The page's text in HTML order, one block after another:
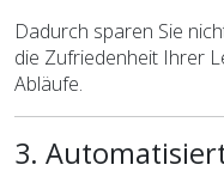
Dadurch sparen Sie
die Zufriedenheit Ihrer
Abläufe.
3.